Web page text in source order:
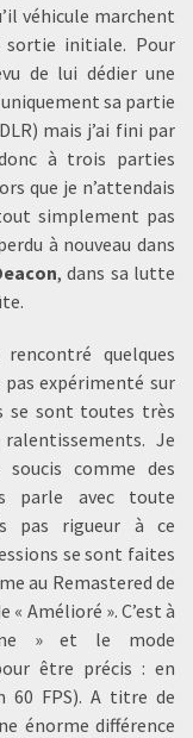
véhicule marchent
sortie initiale. Pour
de lui dédier une
sa partie
mais j’ai fini par
à trois parties
que je n’attendais
simplement pas
à nouveau dans
, dans sa lutte
quelques
pas expérimenté sur
se sont toutes très
Je
comme des
parle avec toute
pas rigueur à ce
se sont faites
au Remastered de
« Amélioré ». C’est à
» et le mode
être précis : en
60 FPS). A titre de
énorme différence